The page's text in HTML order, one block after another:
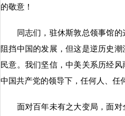
的敬意！
同志们，驻休斯敦总领事馆的
阻挡中国的发展，但这是逆历史
民意。我们坚信，中美关系历经
中国共产党的领导下，任何人、任
面对百年未有之大变局，面对